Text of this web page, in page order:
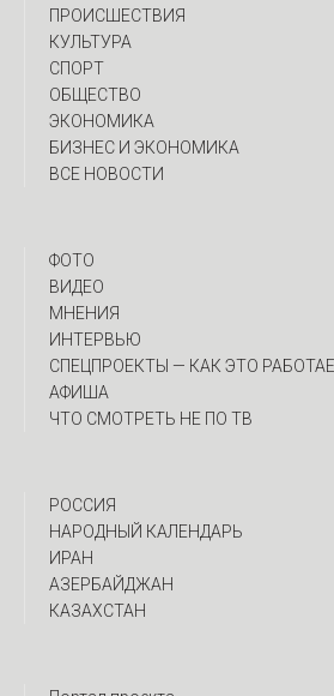
ПРОИСШЕСТВИЯ
КУЛЬТУРА
СПОРТ
ОБЩЕСТВО
ЭКОНОМИКА
БИЗНЕС И ЭКОНОМИКА
ВСЕ НОВОСТИ
ФОТО
ВИДЕО
МНЕНИЯ
ИНТЕРВЬЮ
CПЕЦПРОЕКТЫ — КАК ЭТО
АФИША
ЧТО СМОТРЕТЬ НЕ ПО ТВ
РОССИЯ
НАРОДНЫЙ КАЛЕНДАРЬ
ИРАН
АЗЕРБАЙДЖАН
КАЗАХСТАН